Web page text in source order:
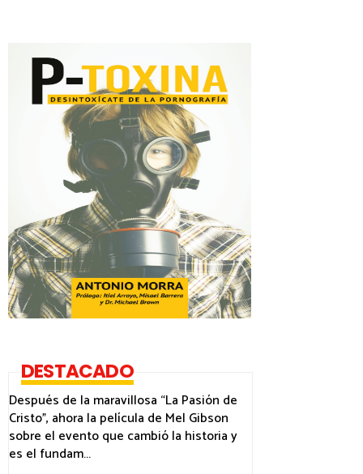
DESTACADO
Después de la maravillosa “La Pasión de
Cristo”, ahora la película de Mel Gibson
sobre el evento que cambió la historia y
es el fundam...